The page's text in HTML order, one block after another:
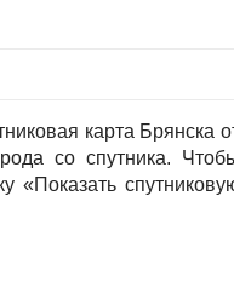
карта Брянска
со спутника.
«Показать